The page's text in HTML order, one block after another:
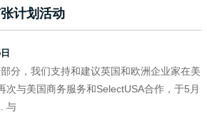
计划活动
分，我们支持和建议英国和欧洲企业家在美
次与美国商务服务和SelectUSA合作，于5月
与